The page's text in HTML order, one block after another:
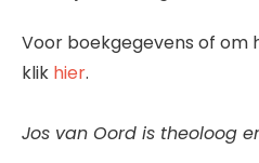
Voor boekgegevens of om
klik hier.
Jos van Oord is theoloog